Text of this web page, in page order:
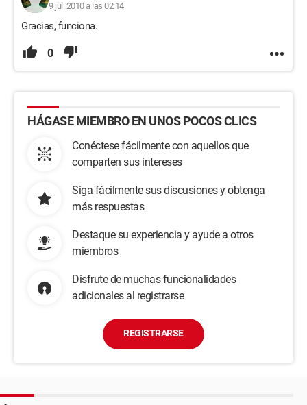
9 jul. 2010 a las 02:14
Gracias, funciona.
0
HÁGASE MIEMBRO EN UNOS POCOS CLICS
Conéctese fácilmente con aquellos que
comparten sus intereses
Siga fácilmente sus discusiones y obtenga
más respuestas
Destaque su experiencia y ayude a otros
miembros
Disfrute de muchas funcionalidades
adicionales al registrarse
REGISTRARSE